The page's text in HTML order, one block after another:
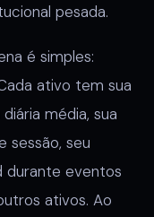
pesada.
é simples:
ativo tem sua
média, sua
sessão, seu
eventos
ativos. Ao